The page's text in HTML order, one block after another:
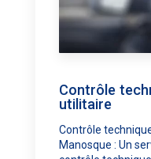
Contrôle
utilitaire
Contrôle
Manosque : Un